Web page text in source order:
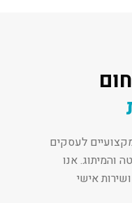
לעסקים
והמיתוג. אנו
אישי